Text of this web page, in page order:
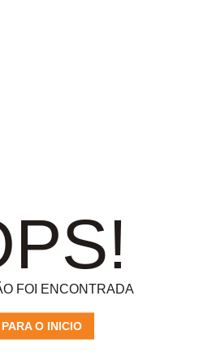
FOI ENCONTRADA
O INICIO